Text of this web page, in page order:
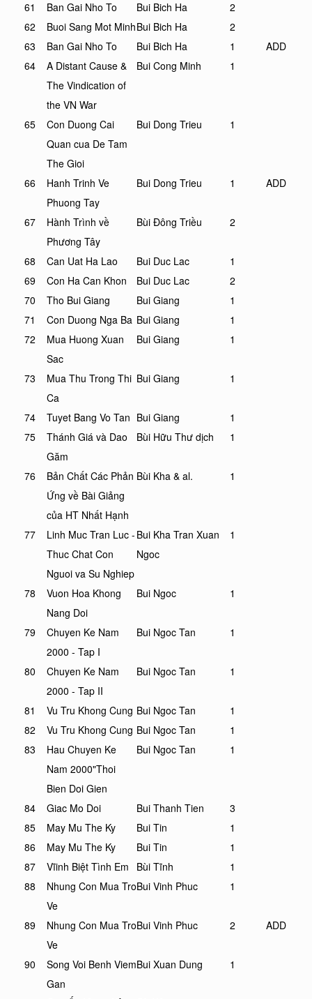
61 Ban Gai Nho To Bui Bich Ha
2
62
Buoi Sang Mot MinhBui Bich Ha
2
63
Ban Gai Nho To Bui Bich Ha 1
ADD
64
A Distant Cause &
The Vindication of
the VN War
Bui Cong Minh 1
65
Con Duong Cai
Quan cua De Tam
The Gioi
Bui Dong Trieu 1
66
Hanh Trinh Ve
Phuong Tay
Bui Dong Trieu 1 ADD
67
Hành Trình về
Phương Tây
Bùi Đông Triều 2
68 Can Uat Ha Lao Bui Duc Lac
1
69
Con Ha Can Khon Bui Duc Lac
2
70
Tho Bui Giang Bui Giang
1
71
Con Duong Nga Ba Bui Giang
1
72
Mua Huong Xuan
Sac
Bui Giang 1
73
Mua Thu Trong Thi
Ca
Bui Giang 1
74 Tuyet Bang Vo Tan Bui Giang
1
75
Thánh Giá và Dao
Găm
Bùi Hữu Thư dịch 1
76
Bản Chất Các Phản
Ứng về Bài Giảng
của HT Nhất Hạnh
Bùi Kha & al. 1
77
Linh Muc Tran Luc -
Thuc Chat Con
Nguoi va Su Nghiep
Bui Kha Tran Xuan
Ngoc
1
78
Vuon Hoa Khong
Nang Doi
Bui Ngoc 1
79
Chuyen Ke Nam
2000 - Tap I
Bui Ngoc Tan 1
80
Chuyen Ke Nam
2000 - Tap II
Bui Ngoc Tan 1
81 Vu Tru Khong Cung Bui Ngoc Tan
1
82
Vu Tru Khong Cung Bui Ngoc Tan
1
83
Hau Chuyen Ke
Nam 2000"Thoi
Bien Doi Gien
Bui Ngoc Tan 1
84 Giac Mo Doi Bui Thanh Tien
3
85
May Mu The Ky Bui Tin
1
86
May Mu The Ky Bui Tin
1
87
Vĩinh Biệt Tình Em Bùi Tĩnh
1
88
Nhung Con Mua Tro
Ve
Bui Vinh Phuc 1
89
Nhung Con Mua Tro
Ve
Bui Vinh Phuc 2 ADD
90
Song Voi Benh Viem
Gan
Bui Xuan Dung 1